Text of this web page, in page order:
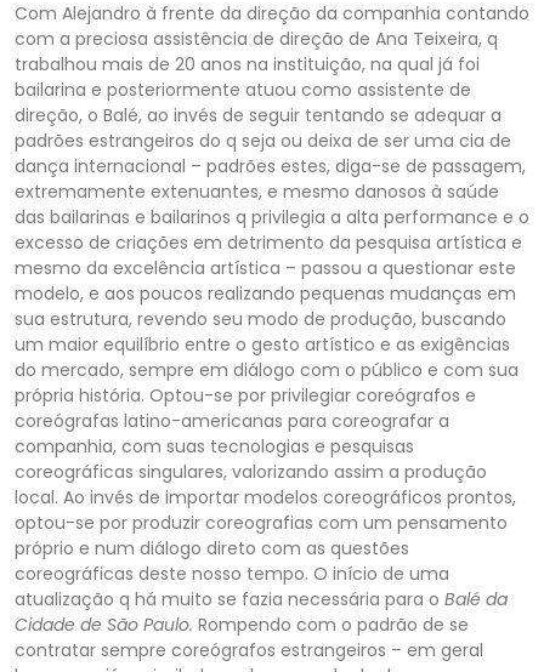
Com Alejandro à frente da direção da companhia contando
com a preciosa assistência de direção de Ana Teixeira, q
trabalhou mais de 20 anos na instituição, na qual já foi
bailarina e posteriormente atuou como assistente de
direção, o Balé, ao invés de seguir tentando se adequar a
padrões estrangeiros do q seja ou deixa de ser uma cia de
dança internacional – padrões estes, diga-se de passagem,
extremamente extenuantes, e mesmo danosos à saúde
das bailarinas e bailarinos q privilegia a alta performance e o
excesso de criações em detrimento da pesquisa artística e
mesmo da excelência artística – passou a questionar este
modelo, e aos poucos realizando pequenas mudanças em
sua estrutura, revendo seu modo de produção, buscando
um maior equilíbrio entre o gesto artístico e as exigências
do mercado, sempre em diálogo com o público e com sua
própria história. Optou-se por privilegiar coreógrafos e
coreógrafas latino-americanas para coreografar a
companhia, com suas tecnologias e pesquisas
coreográficas singulares, valorizando assim a produção
local. Ao invés de importar modelos coreográficos prontos,
optou-se por produzir coreografias com um pensamento
próprio e num diálogo direto com as questões
coreográficas deste nosso tempo. O início de uma
atualização q há muito se fazia necessária para o Balé da
Cidade de São Paulo. Rompendo com o padrão de se
contratar sempre coreógrafos estrangeiros – em geral